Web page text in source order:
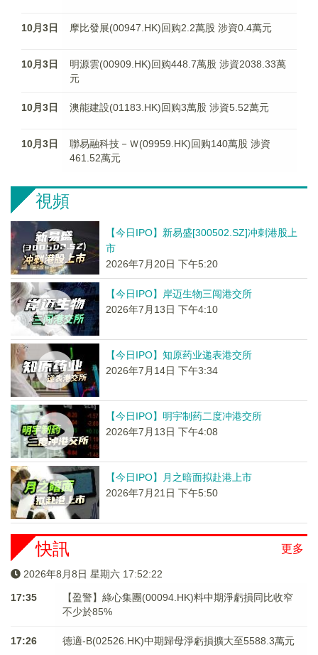
10月3日 摩比發展(00947.HK)回购2.2萬股 涉資0.4萬元
10月3日
明源雲(00909.HK)回购448.7萬股 涉資2038.33萬
元
10月3日 澳能建設(01183.HK)回购3萬股 涉資5.52萬元
10月3日
聯易融科技－Ｗ(09959.HK)回购140萬股 涉資
461.52萬元
視頻
【今日IPO】新易盛[300502.SZ]冲刺港股上
市
2026年7月20日 下午5:20
【今日IPO】岸迈生物三闯港交所
2026年7月13日 下午4:10
【今日IPO】知原药业递表港交所
2026年7月14日 下午3:34
【今日IPO】明宇制药二度冲港交所
2026年7月13日 下午4:08
【今日IPO】月之暗面拟赴港上市
2026年7月21日 下午5:50
更多
快訊
2026年8月8日 星期六 17:52:22
17:35
【盈警】綠心集團(00094.HK)料中期淨虧損同比收窄
不少於85%
17:26 德適-B(02526.HK)中期歸母淨虧損擴大至5588.3萬元